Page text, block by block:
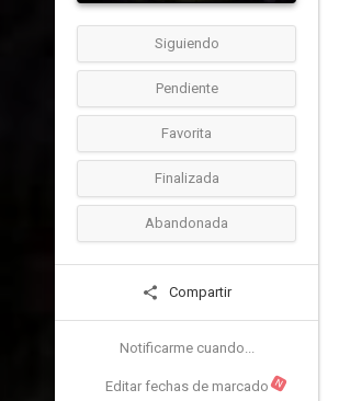
Siguiendo
Pendiente
Favorita
Finalizada
Abandonada
Compartir
Notificarme cuando...
Editar fechas de marcado N